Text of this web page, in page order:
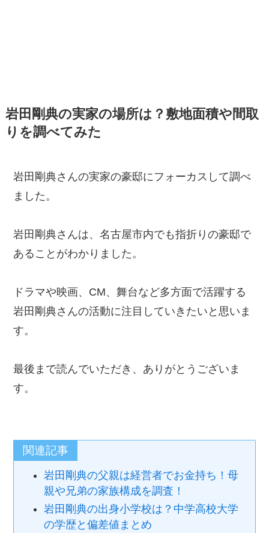
岩田剛典の実家の場所は？敷地面積や間取
りを調べてみた
岩田剛典さんの実家の豪邸にフォーカスして調べ
ました。
岩田剛典さんは、名古屋市内でも指折りの豪邸で
あることがわかりました。
ドラマや映画、CM、舞台など多方面で活躍する
岩田剛典さんの活動に注目していきたいと思いま
す。
最後まで読んでいただき、ありがとうございま
す。
関連記事
岩田剛典の父親は経営者でお金持ち！母
親や兄弟の家族構成を調査！
岩田剛典の出身小学校は？中学高校大学
の学歴と偏差値まとめ